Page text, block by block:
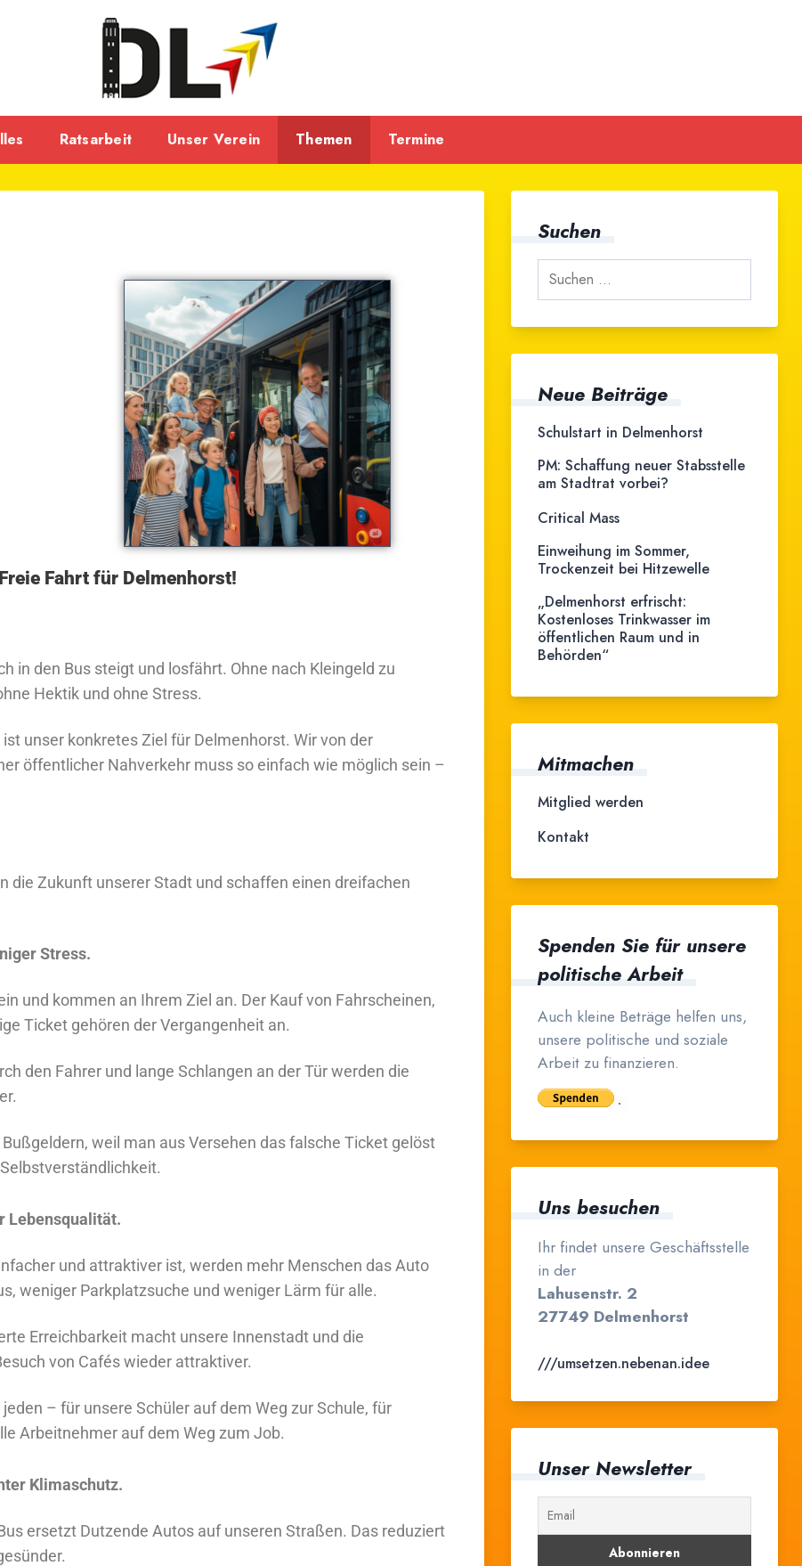
Ratsarbeit Unser Verein Themen Termine
Fahrt für Delmenhorst!
in den Bus steigt und losfährt. Ohne nach Kleingeld zu
Hektik und ohne Stress.
unser konkretes Ziel für Delmenhorst. Wir von der
öffentlicher Nahverkehr muss so einfach wie möglich sein –
die Zukunft unserer Stadt und schaffen einen dreifachen
Stress.
und kommen an Ihrem Ziel an. Der Kauf von Fahrscheinen,
Ticket gehören der Vergangenheit an.
den Fahrer und lange Schlangen an der Tür werden die
weil man aus Versehen das falsche Ticket gelöst
Lebensqualität.
und attraktiver ist, werden mehr Menschen das Auto
weniger Parkplatzsuche und weniger Lärm für alle.
Erreichbarkeit macht unsere Innenstadt und die
von Cafés wieder attraktiver.
– für unsere Schüler auf dem Weg zur Schule, für
Arbeitnehmer auf dem Weg zum Job.
Klimaschutz.
ersetzt Dutzende Autos auf unseren Straßen. Das reduziert
Suchen
Neue Beiträge
Schulstart in Delmenhorst
PM: Schaffung neuer Stabsstelle
am Stadtrat vorbei?
Critical Mass
Einweihung im Sommer,
Trockenzeit bei Hitzewelle
„Delmenhorst erfrischt:
Kostenloses Trinkwasser im
öffentlichen Raum und in
Behörden“
Mitmachen
Mitglied werden
Kontakt
Spenden Sie für unsere
politische Arbeit
Auch kleine Beträge helfen uns,
unsere politische und soziale
Arbeit zu finanzieren.
Uns besuchen
Ihr findet unsere Geschäftsstelle
in der
Lahusenstr. 2
27749 Delmenhorst
///umsetzen.nebenan.idee
Unser Newsletter